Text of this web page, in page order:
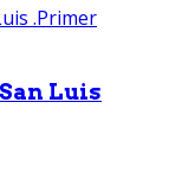
Luis